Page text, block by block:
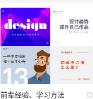
前辈经验、学习方法